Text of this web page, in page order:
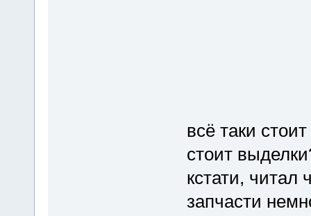
всё таки
стоит
кстати, читал
запчасти